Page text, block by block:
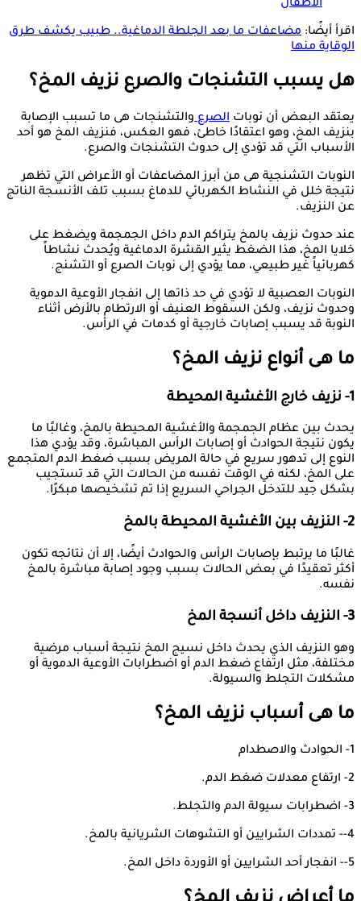
الأطفال
اقرأ أيضًا: مضاعفات ما بعد الجلطة الدماغية.. طبيب يكشف طرق
الوقاية منها
هل يسبب التشنجات والصرع نزيف المخ؟
يعتقد البعض أن نوبات الصرعوالتشنجات هى ما تسبب الإصابة
بنزيف المخ، وهو اعتقادًا خاطئ، فهو العكس، فنزيف المخ هو أحد
الأسباب التي قد تؤدي إلى حدوث التشنجات والصرع.
النوبات التشنجية هى من أبرز المضاعفات أو الأعراض التي تظهر
نتيجة خلل في النشاط الكهربائي للدماغ بسبب تلف الأنسجة الناتج
عن النزيف.
عند حدوث نزيف بالمخ يتراكم الدم داخل الجمجمة ويضغط على
خلايا المخ، هذا الضغط يثير القشرة الدماغية ويُحدث نشاطاً
كهربائياً غير طبيعي، مما يؤدي إلى نوبات الصرع أو التشنج.
النوبات العصبية لا تؤدي في حد ذاتها إلى انفجار الأوعية الدموية
وحدوث نزيف، ولكن السقوط العنيف أو الارتطام بالأرض أثناء
النوبة قد يسبب إصابات خارجية أو كدمات في الرأس.
ما هى أنواع نزيف المخ؟
1- نزيف خارج الأغشية المحيطة
يحدث بين عظام الجمجمة والأغشية المحيطة بالمخ، وغالبًا ما
يكون نتيجة الحوادث أو إصابات الرأس المباشرة، وقد يؤدي هذا
النوع إلى تدهور سريع في حالة المريض بسبب ضغط الدم المتجمع
على المخ، لكنه في الوقت نفسه من الحالات التي قد تستجيب
بشكل جيد للتدخل الجراحي السريع إذا تم تشخيصها مبكرًا.
2- النزيف بين الأغشية المحيطة بالمخ
غالبًا ما يرتبط بإصابات الرأس والحوادث أيضًا، إلا أن نتائجه تكون
أكثر تعقيدًا في بعض الحالات بسبب وجود إصابة مباشرة بالمخ
نفسه.
3- النزيف داخل أنسجة المخ
وهو النزيف الذي يحدث داخل نسيج المخ نتيجة أسباب مرضية
مختلفة، مثل ارتفاع ضغط الدم أو اضطرابات الأوعية الدموية أو
مشكلات التجلط والسيولة.
ما هى أسباب نزيف المخ؟
1- الحوادث والاصطدام
2- ارتفاع معدلات ضغط الدم.
3- اضطرابات سيولة الدم والتجلط.
4-- تمددات الشرايين أو التشوهات الشريانية بالمخ.
5-- انفجار أحد الشرايين أو الأوردة داخل المخ.